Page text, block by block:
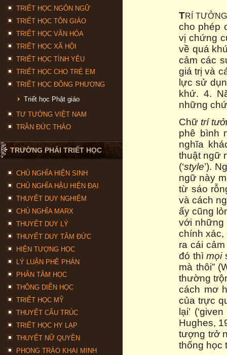
TRIẾT HỌC NGÔN NGỮ
TRIẾT HỌC TÔN GIÁO
TRIẾT HỌC VĂN HÓA
TRIẾT HỌC XÃ HỘI
TRIẾT HỌC TÌNH YÊU
TRIẾT HỌC CHO TRẺ EM
TRIẾT HỌC ĐÔNG PHƯƠNG
Triết học Phật giáo
TƯ TƯỞNG VIỆT NAM
TRẦN ĐỨC THẢO
TRƯỜNG PHÁI TRIẾT HỌC
CHỦ NGHĨA HIỆN SINH
CHỦ NGHĨA HẬU HIỆN ĐẠI
THUYẾT DUY NGHIỆM
CHỦ NGHĨA MARX
THUYẾT DUY LÝ
THUYẾT DUY TÂM ĐỨC
HIỆN TƯỢNG HỌC
LÝ LUẬN PHÊ PHÁN
PHÂN TÂM HỌC
THÔNG DIỄN HỌC
TRIẾT HỌC MỸ
THUYẾT CẤU TRÚC
TRIẾT HỌC HY LẠP
THUYẾT NỮ QUYỀN
PHONG TRÀO KHAI MINH
TRÍ
cho phép
vị chứng
về quá
cảm các
giá trị và
lực sử
khứ. 4.
những
Chữ trí
phê bình
nghĩa
thuật ngữ
(‘style’).
ngữ này
từ sáo
và cách
ấy cũng
với những
chính xác,
ra cái cảm
đó thìmọi
mà thôi”
thường
cách mơ
của trực
lại’
Hughes,
tượng trở
thống học